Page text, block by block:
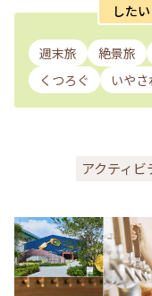
した
週末旅 絶景旅
くつろぐ
いやさ
アクティ